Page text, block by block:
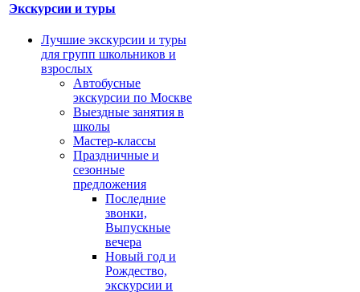
Экскурсии и туры
Лучшие экскурсии и туры
для групп школьников и
взрослых
Автобусные
экскурсии по Москве
Выездные занятия в
школы
Мастер-классы
Праздничные и
сезонные
предложения
Последние
звонки,
Выпускные
вечера
Новый год и
Рождество,
экскурсии и